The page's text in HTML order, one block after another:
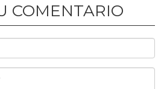
COMENTARIO